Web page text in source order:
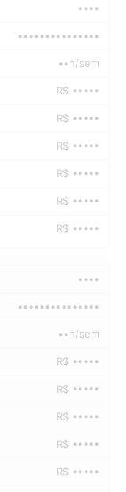
••••
•••••••••••••••
••h/sem
R$ •••••
R$ •••••
R$ •••••
R$ •••••
R$ •••••
R$ •••••
••••
•••••••••••••••
••h/sem
R$ •••••
R$ •••••
R$ •••••
R$ •••••
R$ •••••